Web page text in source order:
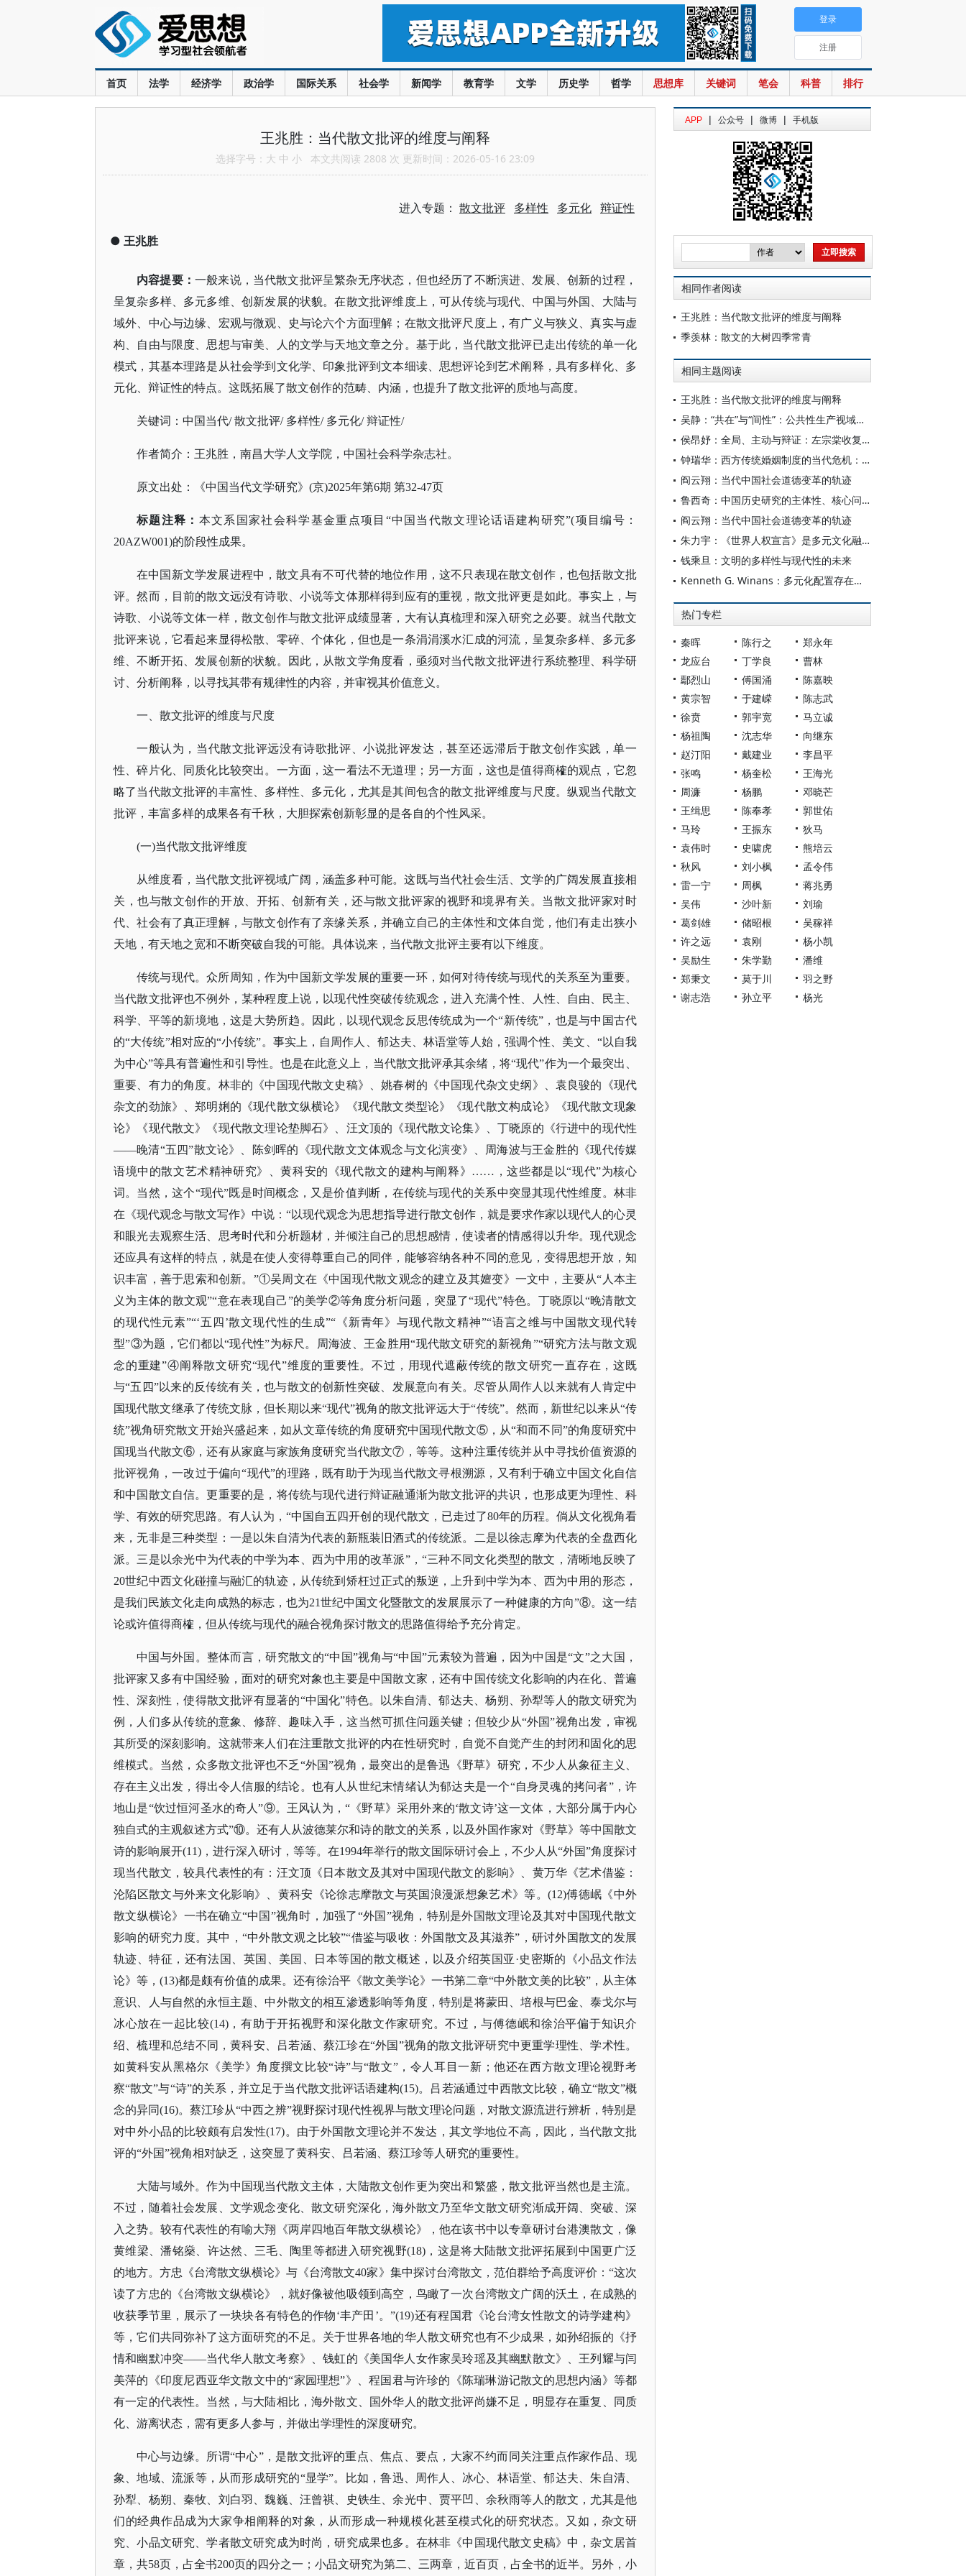
首页 法学 经济学 政治学 国际关系 社会学 新闻学 教育学 文学 历史学 哲学 思想库 关键词 笔会 科普 排行
登录
注册
王兆胜：当代散文批评的维度与阐释
选择字号： 大 中 小 本文共阅读 2808 次 更新时间：2026-05-16 23:09
进入专题： 散文批评 多样性 多元化 辩证性
● 王兆胜
内容提要： 一般来说，当代散文批评呈繁杂无序状态，但也经历了不断演进、发展、创新的过程，
呈复杂多样、多元多维、创新发展的状貌。在散文批评维度上，可从传统与现代、中国与外国、大陆与
域外、中心与边缘、宏观与微观、史与论六个方面理解；在散文批评尺度上，有广义与狭义、真实与虚
构、自由与限度、思想与审美、人的文学与天地文章之分。基于此，当代散文批评已走出传统的单一化
模式，其基本理路是从社会学到文化学、印象批评到文本细读、思想评论到艺术阐释，具有多样化、多
元化、辩证性的特点。这既拓展了散文创作的范畴、内涵，也提升了散文批评的质地与高度。
关键词：中国当代/ 散文批评/ 多样性/ 多元化/ 辩证性/
作者简介：王兆胜，南昌大学人文学院，中国社会科学杂志社。
原文出处：《中国当代文学研究》 (京)2025年第6期 第32-47页
标题注释： 本文系国家社会科学基金重点项目 “中国当代散文理论话语建构研究”(项目编号：
20AZW001)的阶段性成果。
在中国新文学发展进程中，散文具有不可代替的地位作用，这不只表现在散文创作，也包括散文批
评。然而，目前的散文远没有诗歌、小说等文体那样得到应有的重视，散文批评更是如此。事实上，与
诗歌、小说等文体一样，散文创作与散文批评成绩显著，大有认真梳理和深入研究之必要。就当代散文
批评来说，它看起来显得松散、零碎、个体化，但也是一条涓涓溪水汇成的河流，呈复杂多样、多元多
维、不断开拓、发展创新的状貌。因此，从散文学角度看，亟须对当代散文批评进行系统整理、科学研
讨、分析阐释，以寻找其带有规律性的内容，并审视其价值意义。
一、散文批评的维度与尺度
一般认为，当代散文批评远没有诗歌批评、小说批评发达，甚至还远滞后于散文创作实践，单一
性、碎片化、同质化比较突出。一方面，这一看法不无道理；另一方面，这也是值得商榷的观点，它忽
略了当代散文批评的丰富性、多样性、多元化，尤其是其间包含的散文批评维度与尺度。纵观当代散文
批评，丰富多样的成果各有千秋，大胆探索创新彰显的是各自的个性风采。
(一)当代散文批评维度
从维度看，当代散文批评视域广阔，涵盖多种可能。这既与当代社会生活、文学的广阔发展直接相
关，也与散文创作的开放、开拓、创新有关，还与散文批评家的视野和境界有关。当散文批评家对时
代、社会有了真正理解，与散文创作有了亲缘关系，并确立自己的主体性和文体自觉，他们有走出狭小
天地，有天地之宽和不断突破自我的可能。具体说来，当代散文批评主要有以下维度。
传统与现代。众所周知，作为中国新文学发展的重要一环，如何对待传统与现代的关系至为重要。
当代散文批评也不例外，某种程度上说，以现代性突破传统观念，进入充满个性、人性、自由、民主、
科学、平等的新境地，这是大势所趋。因此，以现代观念反思传统成为一个“新传统”，也是与中国古代
的“大传统”相对应的“小传统”。事实上，自周作人、郁达夫、林语堂等人始，强调个性、美文、“以自我
为中心”等具有普遍性和引导性。也是在此意义上，当代散文批评承其余绪，将“现代”作为一个最突出、
重要、有力的角度。林非的《中国现代散文史稿》、姚春树的《中国现代杂文史纲》、袁良骏的《现代
杂文的劲旅》、郑明娳的《现代散文纵横论》《现代散文类型论》《现代散文构成论》《现代散文现象
论》《现代散文》《现代散文理论垫脚石》、汪文顶的《现代散文论集》、丁晓原的《行进中的现代性
——晚清“五四”散文论》、陈剑晖的《现代散文文体观念与文化演变》、周海波与王金胜的《现代传媒
语境中的散文艺术精神研究》、黄科安的《现代散文的建构与阐释》……，这些都是以“现代”为核心
词。当然，这个“现代”既是时间概念，又是价值判断，在传统与现代的关系中突显其现代性维度。林非
在《现代观念与散文写作》中说：“以现代观念为思想指导进行散文创作，就是要求作家以现代人的心灵
和眼光去观察生活、思考时代和分析题材，并倾注自己的思想感情，使读者的情感得以升华。现代观念
还应具有这样的特点，就是在使人变得尊重自己的同伴，能够容纳各种不同的意见，变得思想开放，知
识丰富，善于思索和创新。”①吴周文在《中国现代散文观念的建立及其嬗变》一文中，主要从“人本主
义为主体的散文观”“意在表现自己”的美学②等角度分析问题，突显了“现代”特色。丁晓原以“晚清散文
的现代性元素”“‘五四’散文现代性的生成”“《新青年》与现代散文精神”“语言之维与中国散文现代转
型”③为题，它们都以“现代性”为标尺。周海波、王金胜用“现代散文研究的新视角”“研究方法与散文观
念的重建”④阐释散文研究“现代”维度的重要性。不过，用现代遮蔽传统的散文研究一直存在，这既
与“五四”以来的反传统有关，也与散文的创新性突破、发展意向有关。尽管从周作人以来就有人肯定中
国现代散文继承了传统文脉，但长期以来“现代”视角的散文批评远大于“传统”。然而，新世纪以来从“传
统”视角研究散文开始兴盛起来，如从文章传统的角度研究中国现代散文⑤，从“和而不同”的角度研究中
国现当代散文⑥，还有从家庭与家族角度研究当代散文⑦，等等。这种注重传统并从中寻找价值资源的
批评视角，一改过于偏向“现代”的理路，既有助于为现当代散文寻根溯源，又有利于确立中国文化自信
和中国散文自信。更重要的是，将传统与现代进行辩证融通渐为散文批评的共识，也形成更为理性、科
学、有效的研究思路。有人认为，“中国自五四开创的现代散文，已走过了80年的历程。倘从文化视角看
来，无非是三种类型：一是以朱自清为代表的新瓶装旧酒式的传统派。二是以徐志摩为代表的全盘西化
派。三是以余光中为代表的中学为本、西为中用的改革派”，“三种不同文化类型的散文，清晰地反映了
20世纪中西文化碰撞与融汇的轨迹，从传统到矫枉过正式的叛逆，上升到中学为本、西为中用的形态，
是我们民族文化走向成熟的标志，也为21世纪中国文化暨散文的发展展示了一种健康的方向”⑧。这一结
论或许值得商榷，但从传统与现代的融合视角探讨散文的思路值得给予充分肯定。
中国与外国。整体而言，研究散文的“中国”视角与“中国”元素较为普遍，因为中国是“文”之大国，
批评家又多有中国经验，面对的研究对象也主要是中国散文家，还有中国传统文化影响的内在化、普遍
性、深刻性，使得散文批评有显著的“中国化”特色。以朱自清、郁达夫、杨朔、孙犁等人的散文研究为
例，人们多从传统的意象、修辞、趣味入手，这当然可抓住问题关键；但较少从“外国”视角出发，审视
其所受的深刻影响。这就带来人们在注重散文批评的内在性研究时，自觉不自觉产生的封闭和固化的思
维模式。当然，众多散文批评也不乏“外国”视角，最突出的是鲁迅《野草》研究，不少人从象征主义、
存在主义出发，得出令人信服的结论。也有人从世纪末情绪认为郁达夫是一个“自身灵魂的拷问者”，许
地山是“饮过恒河圣水的奇人”⑨。王风认为，“《野草》采用外来的‘散文诗’这一文体，大部分属于内心
独自式的主观叙述方式”⑩。还有人从波德莱尔和诗的散文的关系，以及外国作家对《野草》等中国散文
诗的影响展开(11)，进行深入研讨，等等。在1994年举行的散文国际研讨会上，不少人从“外国”角度探讨
现当代散文，较具代表性的有：汪文顶《日本散文及其对中国现代散文的影响》、黄万华《艺术借鉴：
沦陷区散文与外来文化影响》、黄科安《论徐志摩散文与英国浪漫派想象艺术》等。(12)傅德岷《中外
散文纵横论》一书在确立“中国”视角时，加强了“外国”视角，特别是外国散文理论及其对中国现代散文
影响的研究力度。其中，“中外散文观之比较”“借鉴与吸收：外国散文及其滋养”，研讨外国散文的发展
轨迹、特征，还有法国、英国、美国、日本等国的散文概述，以及介绍英国亚·史密斯的《小品文作法
论》等，(13)都是颇有价值的成果。还有徐治平《散文美学论》一书第二章“中外散文美的比较”，从主体
意识、人与自然的永恒主题、中外散文的相互渗透影响等角度，特别是将蒙田、培根与巴金、泰戈尔与
冰心放在一起比较(14)，有助于开拓视野和深化散文作家研究。不过，与傅德岷和徐治平偏于知识介
绍、梳理和总结不同，黄科安、吕若涵、蔡江珍在“外国”视角的散文批评研究中更重学理性、学术性。
如黄科安从黑格尔《美学》角度撰文比较“诗”与“散文”，令人耳目一新；他还在西方散文理论视野考
察“散文”与“诗”的关系，并立足于当代散文批评话语建构(15)。吕若涵通过中西散文比较，确立“散文”概
念的异同(16)。蔡江珍从“中西之辨”视野探讨现代性视界与散文理论问题，对散文源流进行辨析，特别是
对中外小品的比较颇有启发性(17)。由于外国散文理论并不发达，其文学地位不高，因此，当代散文批
评的“外国”视角相对缺乏，这突显了黄科安、吕若涵、蔡江珍等人研究的重要性。
大陆与域外。作为中国现当代散文主体，大陆散文创作更为突出和繁盛，散文批评当然也是主流。
不过，随着社会发展、文学观念变化、散文研究深化，海外散文乃至华文散文研究渐成开阔、突破、深
入之势。较有代表性的有喻大翔《两岸四地百年散文纵横论》，他在该书中以专章研讨台港澳散文，像
黄维梁、潘铭燊、许达然、三毛、陶里等都进入研究视野(18)，这是将大陆散文批评拓展到中国更广泛
的地方。方忠《台湾散文纵横论》与《台湾散文40家》集中探讨台湾散文，范伯群给予高度评价：“这次
读了方忠的《台湾散文纵横论》，就好像被他吸领到高空，鸟瞰了一次台湾散文广阔的沃土，在成熟的
收获季节里，展示了一块块各有特色的作物‘丰产田’。”(19)还有程国君《论台湾女性散文的诗学建构》
等，它们共同弥补了这方面研究的不足。关于世界各地的华人散文研究也有不少成果，如孙绍振的《抒
情和幽默冲突——当代华人散文考察》、钱虹的《美国华人女作家吴玲瑶及其幽默散文》、王列耀与闫
美萍的《印度尼西亚华文散文中的“家园理想”》、程国君与许珍的《陈瑞琳游记散文的思想内涵》等都
有一定的代表性。当然，与大陆相比，海外散文、国外华人的散文批评尚嫌不足，明显存在重复、同质
化、游离状态，需有更多人参与，并做出学理性的深度研究。
中心与边缘。所谓“中心”，是散文批评的重点、焦点、要点，大家不约而同关注重点作家作品、现
象、地域、流派等，从而形成研究的“显学”。比如，鲁迅、周作人、冰心、林语堂、郁达夫、朱自清、
孙犁、杨朔、秦牧、刘白羽、魏巍、汪曾祺、史铁生、余光中、贾平凹、余秋雨等人的散文，尤其是他
们的经典作品成为大家争相阐释的对象，从而形成一种规模化甚至模式化的研究状态。又如，杂文研
究、小品文研究、学者散文研究成为时尚，研究成果也多。在林非《中国现代散文史稿》中，杂文居首
章，共58页，占全书200页的四分之一；小品文研究为第二、三两章，近百页，占全书的近半。另外，小
APP | 公众号 | 微博 | 手机版
相同作者阅读
王兆胜：当代散文批评的维度与阐释
季羡林：散文的大树四季常青
相同主题阅读
王兆胜：当代散文批评的维度与阐释
吴静：“共在”与“间性”：公共性生产视域下城市活力的哲学反思
侯昂妤：全局、主动与辩证：左宗棠收复新疆的战略观
钟瑞华：西方传统婚姻制度的当代危机：历史溯源与法治回应
阎云翔：当代中国社会道德变革的轨迹
鲁西奇：中国历史研究的主体性、核心问题与基本路径
阎云翔：当代中国社会道德变革的轨迹
朱力宇：《世界人权宣言》是多元文化融通的范本
钱乘旦：文明的多样性与现代性的未来
Kenneth G. Winans：多元化配置存在的五大误区
热门专栏
秦晖 陈行之
郑永年
龙应台
丁学良
曹林
鄢烈山
傅国涌
陈嘉映
黄宗智
于建嵘
陈志武
徐贲
郭宇宽
马立诚
杨祖陶
沈志华
向继东
赵汀阳
戴建业
李昌平
张鸣
杨奎松
王海光
周濂
杨鹏
邓晓芒
王缉思
陈奉孝
郭世佑
马玲
王振东
狄马
袁伟时
史啸虎
熊培云
秋风
刘小枫
孟令伟
雷一宁
周枫
蒋兆勇
吴伟
沙叶新
刘瑜
葛剑雄
储昭根
吴稼祥
许之远
袁刚
杨小凯
吴励生
朱学勤
潘维
郑秉文
莫于川
羽之野
谢志浩
孙立平 杨光